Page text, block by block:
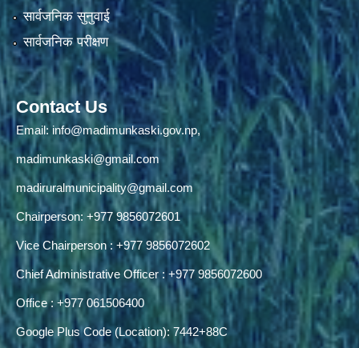
सार्वजनिक सुनुवाई
सार्वजनिक परीक्षण
Contact Us
Email: info@madimunkaski.gov.np,
madimunkaski@gmail.com
madiruralmunicipality@gmail.com
Chairperson: +977 9856072601
Vice Chairperson : +977 9856072602
Chief Administrative Officer : +977 9856072600
Office : +977 061506400
Google Plus Code (Location): 7442+88C